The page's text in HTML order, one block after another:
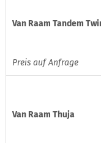
Van Raam Tandem
Preis auf Anfrage
Van Raam Thuja